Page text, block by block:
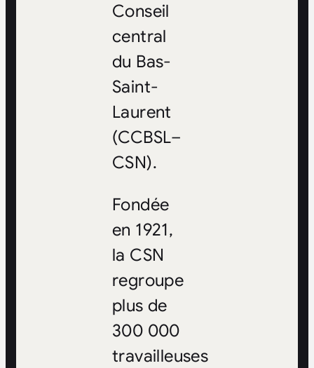
Conseil
central
du Bas-
Saint-
Laurent
(CCBSL–
CSN).
Fondée
en 1921,
la CSN
regroupe
plus de
300 000
travailleuses